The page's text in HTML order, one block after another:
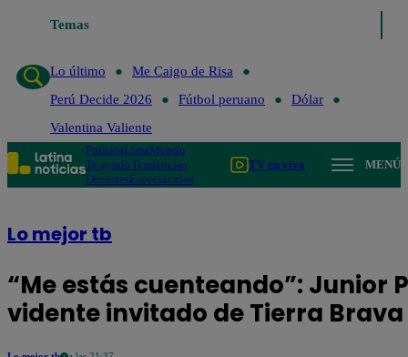
Temas
Lo último
Me Caigo de Risa
Perú Decide 2026
Fútbol peruano
Dólar
Valentina Valiente
PolíticaLimaMundo
Te ayudoTendencias
DeportesEspectáculos
TV en vivo MENÚ
Lo mejor tb
“Me estás cuenteando”: Junior
vidente invitado de Tierra Brava